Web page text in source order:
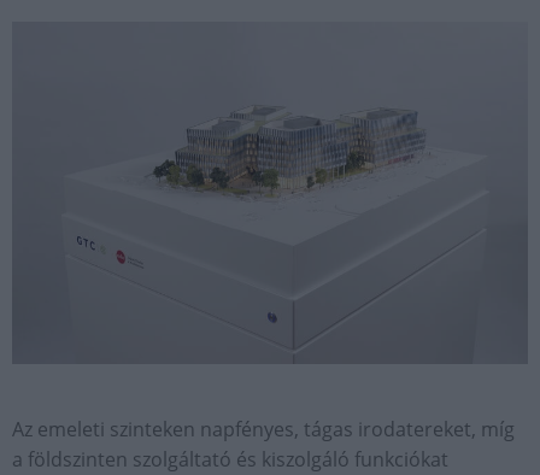
Az emeleti szinteken napfényes, tágas irodatereket, míg
a földszinten szolgáltató és kiszolgáló funkciókat